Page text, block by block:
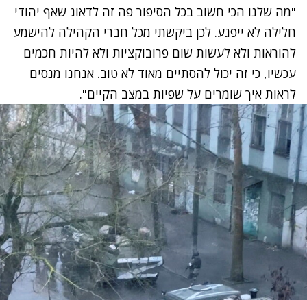
"מה שלנו הכי חשוב בכל הסיפור פה זה לדאוג שאף יהודי
חלילה לא ייפגע. לכן ביקשתי מכל חברי הקהילה להישמע
להוראות ולא לעשות שום פרובוקציות ולא להיות חכמים
עכשיו, כי זה יכול להסתיים מאוד לא טוב. אנחנו מנסים
לראות איך שומרים על שפיות במצב הקיים".
נתקלנו בבעיה
נסה שוב